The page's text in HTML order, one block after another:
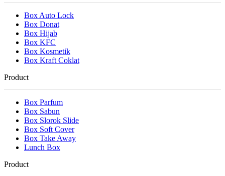
Box Auto Lock
Box Donat
Box Hijab
Box KFC
Box Kosmetik
Box Kraft Coklat
Product
Box Parfum
Box Sabun
Box Slorok Slide
Box Soft Cover
Box Take Away
Lunch Box
Product